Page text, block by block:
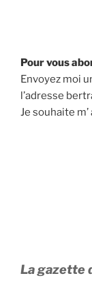
Pour vous
Envoyez moi
l’adresse
Je souhaite
La gazette